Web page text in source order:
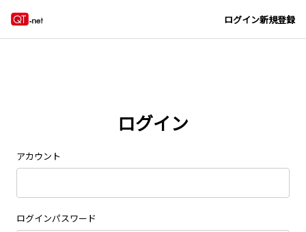
ログイン新規登録
ログイン
アカウント
ログインパスワード